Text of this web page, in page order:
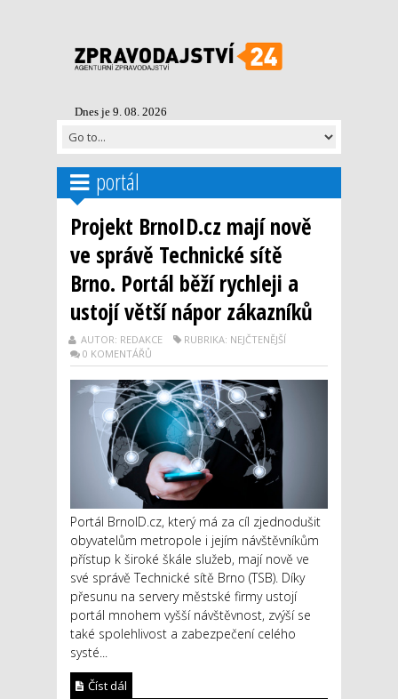
Dnes je 9. 08. 2026
portál
Projekt BrnoID.cz mají nově
ve správě Technické sítě
Brno. Portál běží rychleji a
ustojí větší nápor zákazníků
AUTOR: REDAKCE
RUBRIKA: NEJČTENĚJŠÍ
0 KOMENTÁŘŮ
Portál BrnoID.cz, který má za cíl zjednodušit
obyvatelům metropole i jejím návštěvníkům
přístup k široké škále služeb, mají nově ve
své správě Technické sítě Brno (TSB). Díky
přesunu na servery městské firmy ustojí
portál mnohem vyšší návštěvnost, zvýší se
také spolehlivost a zabezpečení celého
systé...
Číst dál